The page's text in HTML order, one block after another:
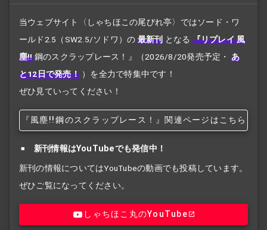
当ウェブサイト〈しゃちほこの尾びれ亭〉ではソード・ワ
ールド2.5（SW2.5/ソドワ）の 最新刊 となる 『リプレイ 風
塵!! 鋼のスクラップレース！』 （2026/8/20発売予定・ あ
と12日で発売！ ）を全力で特集中です！
ぜひ見ていってください！
『風塵!! 鋼のスクラップレース！』関連ページはこちら
新刊情報はYouTubeでも発信中！
新刊の情報についてはYouTubeの動画でも投稿しています。
ぜひご覧になってください。
しゃちほこ丸のYouTube